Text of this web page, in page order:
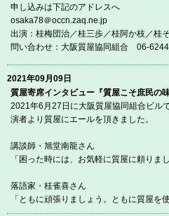
申し込みは下記のアドレスへ
osaka78＠occn.zaq.ne.jp
出演：桂梅団治／桂三歩／桂阿か枝／桂
問い合わせ：大阪質屋協同組合 06-
2021年09月09日
質屋寄席インタビュー『質屋こそ庶民の
2021年6月27日に大阪質屋協同組合ビル
演者より質屋にエールを頂きました。
講談師・旭堂南龍さん
「困った時には、お気軽に質屋に頼りまし
落語家・桂雀喜さん
「ともに頑張りましょう。ともに質屋を